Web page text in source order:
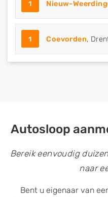
1 Nieuw-
1 Coevorden,
Autosloop
Bereik eenvoudig
naar
Bent u eigenaar van